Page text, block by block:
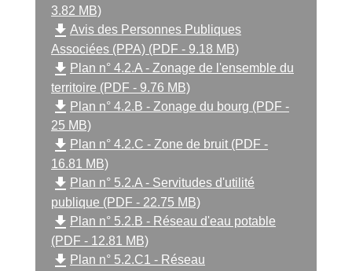
3.82 MB)
file_download Avis des Personnes Publiques
Associées (PPA) (PDF - 9.18 MB)
file_download Plan n° 4.2.A - Zonage de l'ensemble du
territoire (PDF - 9.76 MB)
file_download Plan n° 4.2.B - Zonage du bourg (PDF -
25 MB)
file_download Plan n° 4.2.C - Zone de bruit (PDF -
16.81 MB)
file_download Plan n° 5.2.A - Servitudes d'utilité
publique (PDF - 22.75 MB)
file_download Plan n° 5.2.B - Réseau d'eau potable
(PDF - 12.81 MB)
file_download Plan n° 5.2.C1 - Réseau